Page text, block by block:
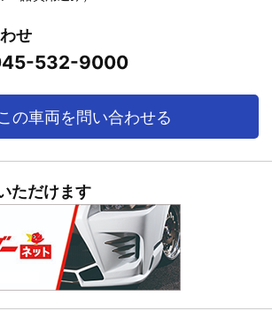
せ
532-9000
の車両を問い合わせる
ただけます